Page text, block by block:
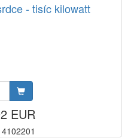
- tisíc kilowatt
EUR